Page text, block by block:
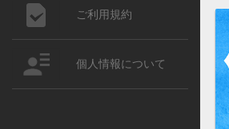
ご利用規約
個人情報について